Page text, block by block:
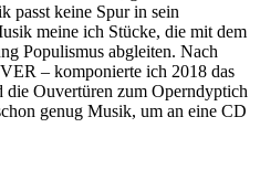
passt keine Spur in sein
meine ich Stücke, die mit dem
Populismus abgleiten. Nach
– komponierte ich 2018 das
die Ouvertüren zum Operndyptich
genug Musik, um an eine CD